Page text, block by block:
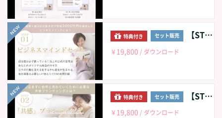
特典付き セット販売 【STEP01】ビジネスマインドセット
￥ 19,800 / ダウンロード
特典付き セット販売 【STEP02】共感ブランディング
￥19,800 / ダウンロード